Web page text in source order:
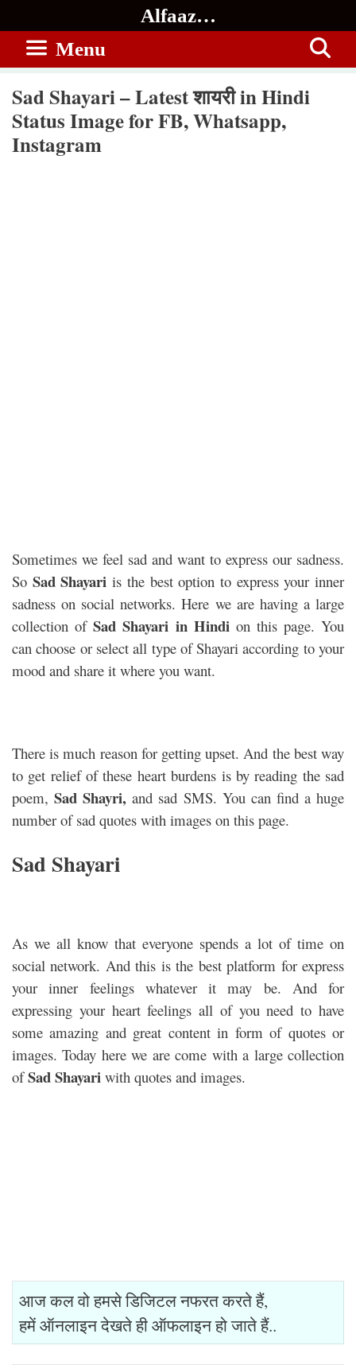
to
content
Alfaaz…
Menu
Sad Shayari – Latest शायरी in Hindi
Status Image for FB, Whatsapp,
Instagram
Sometimes we feel sad and want to express our sadness.
So Sad Shayari is the best option to express your inner
sadness on social networks. Here we are having a large
collection of Sad Shayari in Hindi on this page. You
can choose or select all type of Shayari according to your
mood and share it where you want.
There is much reason for getting upset. And the best way
to get relief of these heart burdens is by reading the sad
poem,Sad Shayri,and sad SMS. You can find a huge
number of sad quotes with images on this page.
Sad Shayari
As we all know that everyone spends a lot of time on
social network. And this is the best platform for express
your inner feelings whatever it may be. And for
expressing your heart feelings all of you need to have
some amazing and great content in form of quotes or
images. Today here we are come with a large collection
ofSad Shayari with quotes and images.
आज कल वो हमसे डिजिटल नफरत करते हैं,
हमें ऑनलाइन देखते ही ऑफलाइन हो जाते हैं..